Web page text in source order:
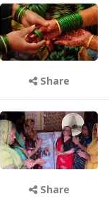
Share
Share